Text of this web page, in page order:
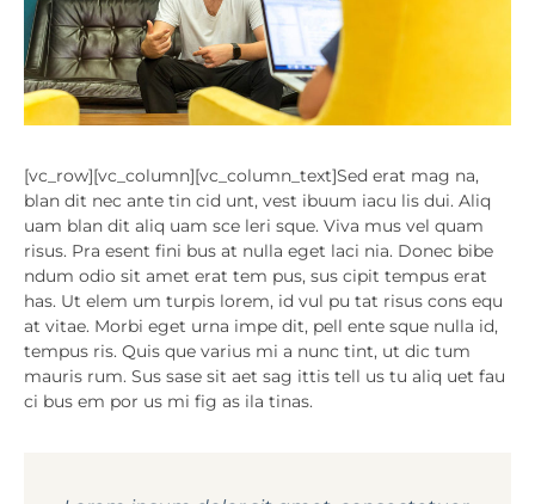
[vc_row][vc_column][vc_column_text]Sed erat mag na,
blan dit nec ante tin cid unt, vest ibuum iacu lis dui. Aliq
uam blan dit aliq uam sce leri sque. Viva mus vel quam
risus. Pra esent fini bus at nulla eget laci nia. Donec bibe
ndum odio sit amet erat tem pus, sus cipit tempus erat
has. Ut elem um turpis lorem, id vul pu tat risus cons equ
at vitae. Morbi eget urna impe dit, pell ente sque nulla id,
tempus ris. Quis que varius mi a nunc tint, ut dic tum
mauris rum. Sus sase sit aet sag ittis tell us tu aliq uet fau
ci bus em por us mi fig as ila tinas.